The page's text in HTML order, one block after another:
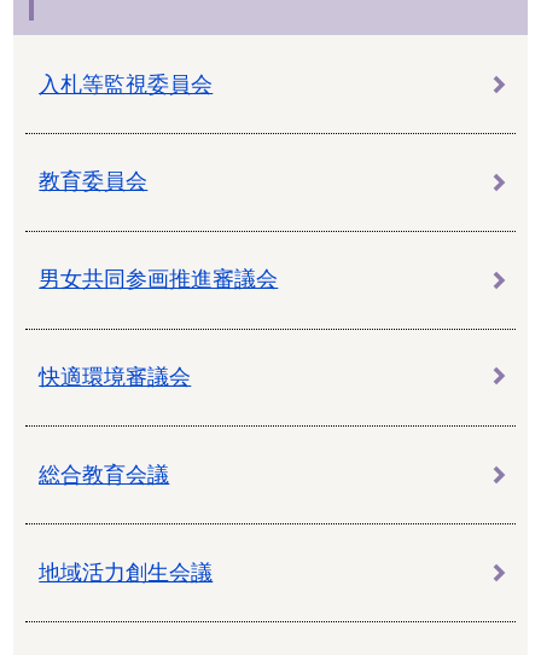
入札等監視委員会
教育委員会
男女共同参画推進審議会
快適環境審議会
総合教育会議
地域活力創生会議